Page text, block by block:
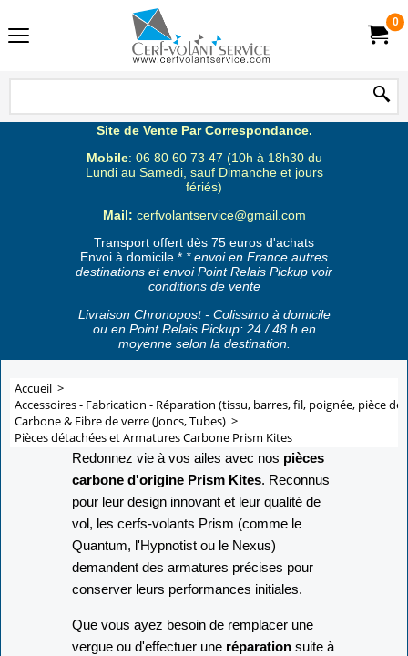
0
Site de Vente Par Correspondance.
Mobile: 06 80 60 73 47 (10h à 18h30 du
Lundi au Samedi, sauf Dimanche et jours
fériés)
Mail: cerfvolantservice@gmail.com
Transport offert dès 75 euros d'achats
Envoi à domicile * * envoi en France autres
destinations et envoi Point Relais Pickup voir
conditions de vente
Livraison Chronopost - Colissimo à domicile
ou en Point Relais Pickup: 24 / 48 h en
moyenne selon la destination.
Accueil >
Accessoires - Fabrication - Réparation (tissu, barres, fil, poignée, pièce de
Carbone & Fibre de verre (Joncs, Tubes) >
Pièces détachées et Armatures Carbone Prism Kites
Redonnez vie à vos ailes avec nos pièces
carbone d'origine Prism Kites. Reconnus
pour leur design innovant et leur qualité de
vol, les cerfs-volants Prism (comme le
Quantum, l'Hypnotist ou le Nexus)
demandent des armatures précises pour
conserver leurs performances initiales.
Que vous ayez besoin de remplacer une
vergue ou d'effectuer une réparation suite à